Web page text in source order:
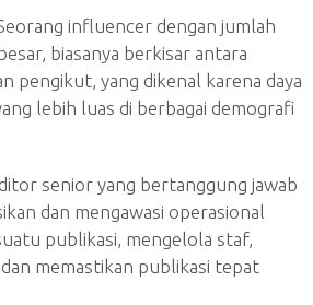
influencer dengan jumlah
biasanya berkisar antara
pengikut, yang dikenal karena daya
lebih luas di berbagai demografi
senior yang bertanggung jawab
dan mengawasi operasional
publikasi, mengelola staf,
memastikan publikasi tepat